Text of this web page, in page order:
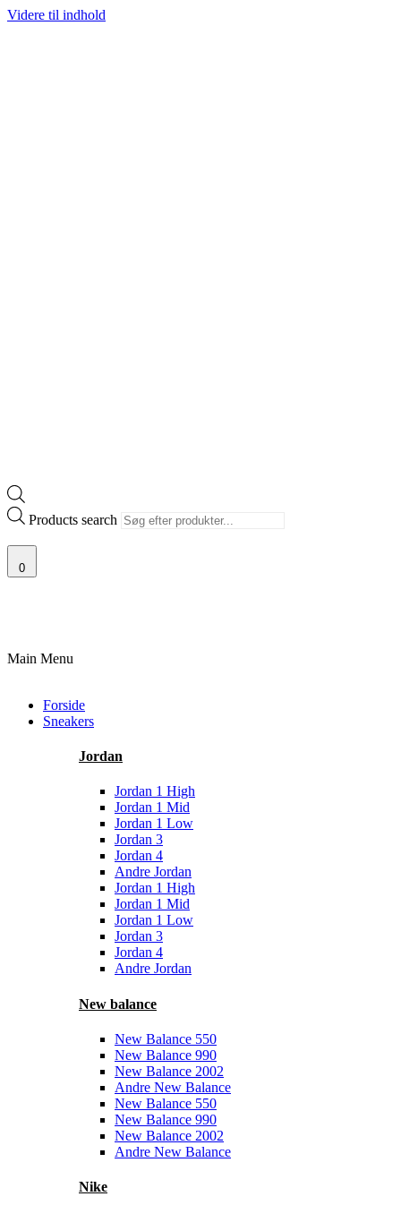
Videre til indhold
Products search
0
Main Menu
Forside
Sneakers
Jordan
Jordan 1 High
Jordan 1 Mid
Jordan 1 Low
Jordan 3
Jordan 4
Andre Jordan
Jordan 1 High
Jordan 1 Mid
Jordan 1 Low
Jordan 3
Jordan 4
Andre Jordan
New balance
New Balance 550
New Balance 990
New Balance 2002
Andre New Balance
New Balance 550
New Balance 990
New Balance 2002
Andre New Balance
Nike